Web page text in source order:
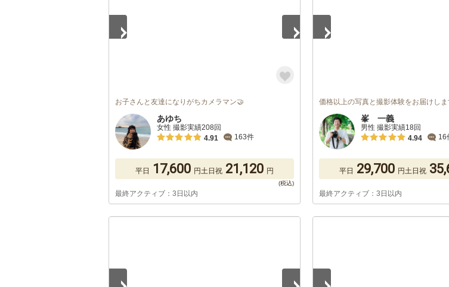
お子さんと友達になりがちカメラマン🤝
あゆち
女性 撮影実績208回
4.91
163件
平日 17,600 円土日祝 21,120 円
最終アクティブ：3日以内
価格以上の写真と撮影体験をお届けし
峯 一義
男性 撮影実績18回
4.94
16
平日 29,700 円土日祝
最終アクティブ：3日以内